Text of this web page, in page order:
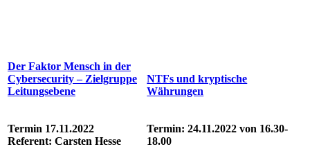
Der Faktor Mensch in der
Cybersecurity – Zielgruppe
Leitungsebene
Termin 17.11.2022
Referent: Carsten Hesse
NTFs und kryptische
Währungen
Termin: 24.11.2022 von 16.30-
18.00